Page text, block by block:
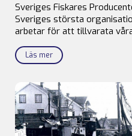
Sveriges Fiskares
Sveriges största
arbetar för att tillvarata
Läs mer